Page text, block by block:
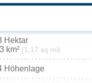
Hektar
km² (1,17 sq mi)
Höhenlage